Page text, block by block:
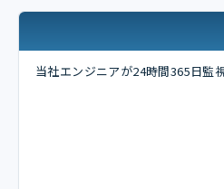
当社エンジニアが24時間365日監